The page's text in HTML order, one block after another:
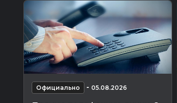
Официально - 05.08.2026